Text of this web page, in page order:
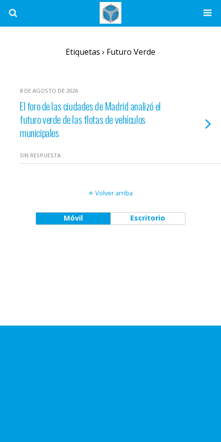
Etiquetas › Futuro Verde
8 DE AGOSTO DE 2026
El foro de las ciudades de Madrid analizó el
futuro verde de las flotas de vehículos
municipales
SIN RESPUESTA
Volver arriba
Móvil Escritorio